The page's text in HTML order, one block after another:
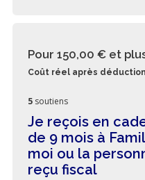
Pour 150,00 € et
Coût réel après
5 soutiens
Je reçois en
de 9 mois à
moi ou la
reçu fiscal